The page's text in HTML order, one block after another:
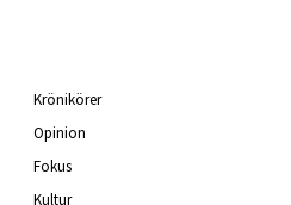
Krönikörer
Opinion
Fokus
Kultur